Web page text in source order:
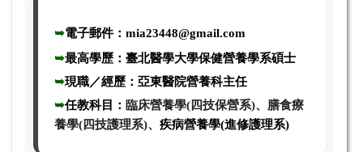
➥電子郵件： mia23448@gmail.com
➥最高學歷：臺北醫學大學保健營養學系碩士
➥現職／經歷 ： 亞東醫院營養科主任
➥任教科目 ： 臨床營養學(四技保營系)、膳食療
養學(四技護理系)、 疾病營養學(進修護理系)